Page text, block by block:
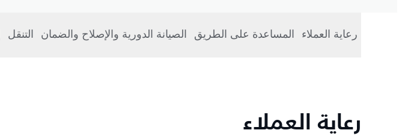
رعاية العملاء المساعدة على الطريق الصيانة الدورية والإصلاح والضمان التنقل
رعاية العملاء